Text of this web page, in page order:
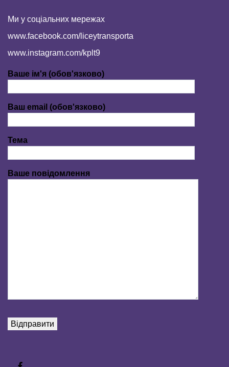
Ми у соціальних мережах
www.facebook.com/liceytransporta
www.instagram.com/kplt9
Ваше ім'я (обов'язково)
Ваш email (обов'язково)
Тема
Ваше повідомлення